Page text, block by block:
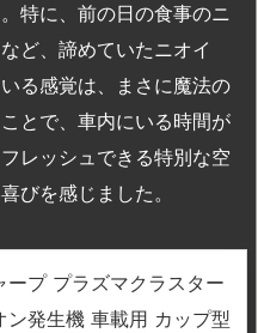
特に、前の日の食事のニ
ど、諦めていたニオイ
る感覚は、まさに魔法の
とで、車内にいる時間が
レッシュできる特別な空
びを感じました。
ープ プラズマクラスター
ン発生機 車載用 カップ型